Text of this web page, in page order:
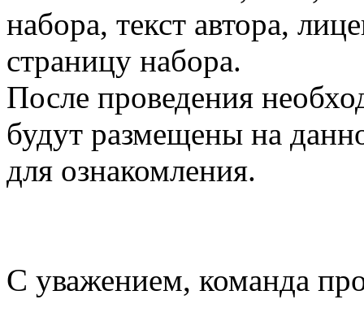
набора, текст автора,
страницу набора.
После проведения
будут размещены на
для ознакомления.
С уважением, команда